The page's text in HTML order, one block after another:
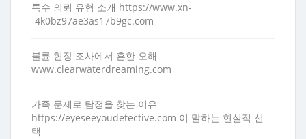
특수 의뢰 유형 소개 https://www.xn-
-4k0bz97ae3as17b9gc.com
불륜 현장 조사에서 흔한 오해
www.clearwaterdreaming.com
가족 문제로 탐정을 찾는 이유
https://eyeseeyoudetective.com 이 말하는 현실적 선
택